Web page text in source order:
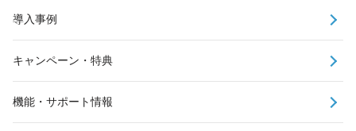
導入事例
キャンペーン・特典
機能・サポート情報